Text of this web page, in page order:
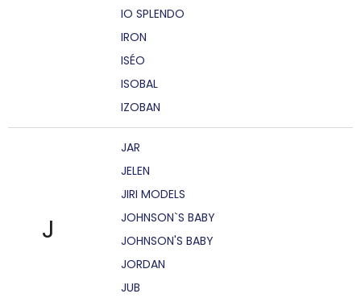
IO SPLENDO
IRON
ISÉO
ISOBAL
IZOBAN
J
JAR
JELEN
JIRI MODELS
JOHNSON`S BABY
JOHNSON'S BABY
JORDAN
JUB